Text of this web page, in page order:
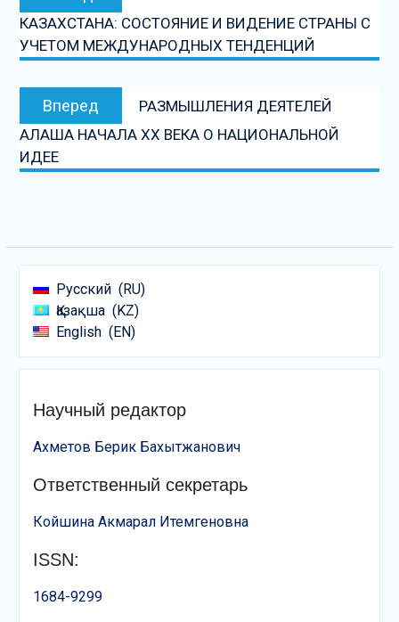
записям
КАЗАХСТАНА: СОСТОЯНИЕ И ВИДЕНИЕ СТРАНЫ С
УЧЕТОМ МЕЖДУНАРОДНЫХ ТЕНДЕНЦИЙ
Вперед
запись:
РАЗМЫШЛЕНИЯ ДЕЯТЕЛЕЙ
АЛАША НАЧАЛА XX ВЕКА О НАЦИОНАЛЬНОЙ
ИДЕЕ
Русский
RU
Қазақша
KZ
English
EN
Научный редактор
Ахметов Берик Бахытжанович
Ответственный секретарь
Койшина Акмарал Итемгеновна
ISSN:
1684-9299